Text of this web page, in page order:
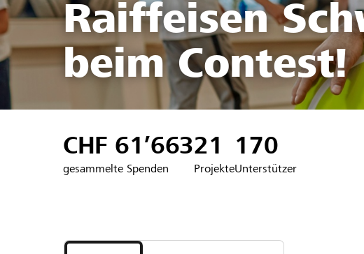
Raiffeisen
beim Contest!
CHF 61’663
gesammelte Spenden
21
Projekte
170
Unterstützer
Projekte